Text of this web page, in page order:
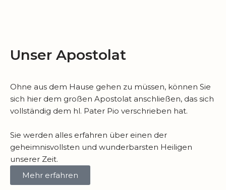
Unser Apostolat
Ohne aus dem Hause gehen zu müssen, können Sie
sich hier dem großen Apostolat anschließen, das sich
vollständig dem hl. Pater Pio verschrieben hat.
Sie werden alles erfahren über einen der
geheimnisvollsten und wunderbarsten Heiligen
unserer Zeit.
Mehr erfahren